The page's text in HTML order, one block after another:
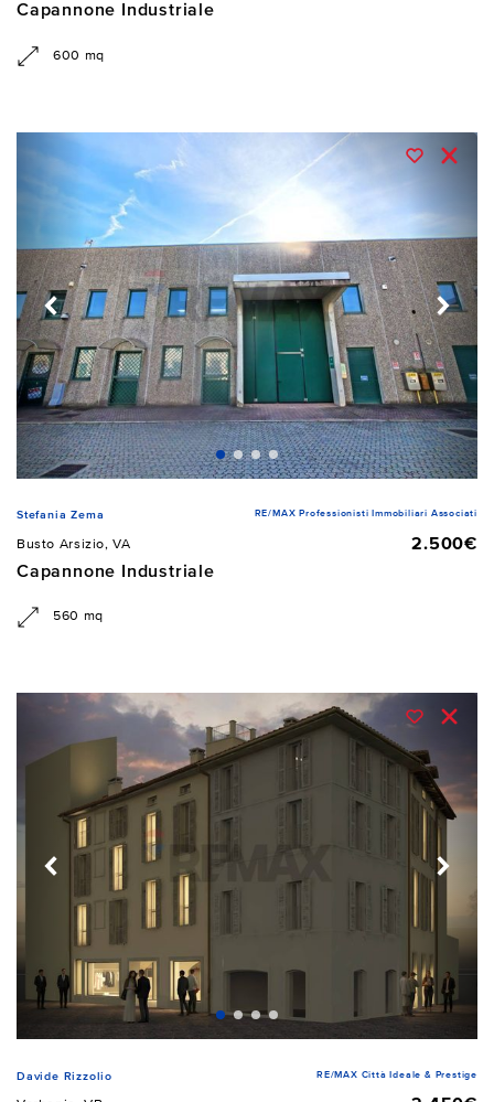
Capannone Industriale
600 mq
Stefania Zema RE/MAX Professionisti Immobiliari Associati
Busto Arsizio, VA
2.500€
Capannone Industriale
560 mq
Davide Rizzolio RE/MAX Città Ideale & Prestige